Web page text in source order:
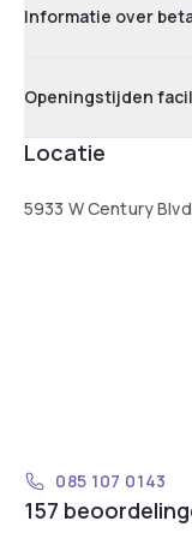
Informatie over
Openingstijden
Locatie
5933 W Century
085 107 0143
157